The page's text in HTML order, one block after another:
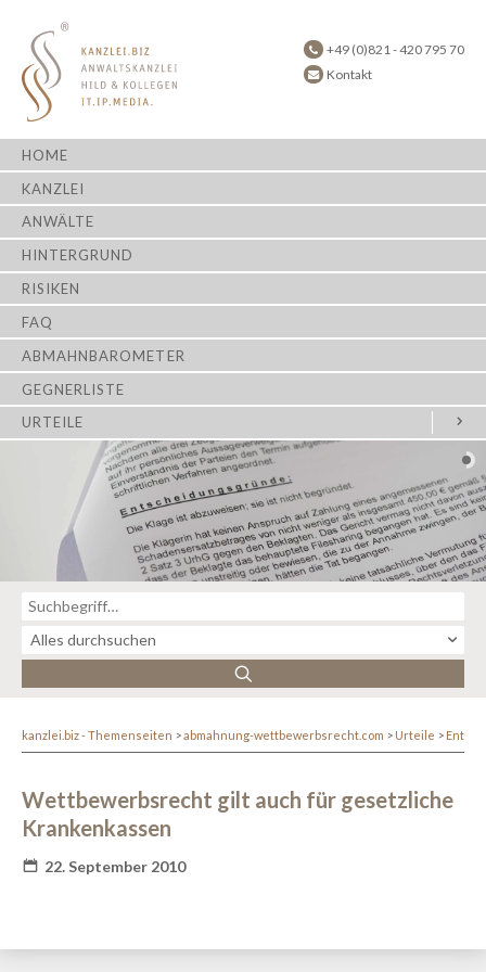
+49 (0)821 - 420 795 70
Kontakt
HOME
KANZLEI
ANWÄLTE
HINTERGRUND
RISIKEN
FAQ
ABMAHNBAROMETER
GEGNERLISTE
URTEILE
kanzlei.biz - Themenseiten abmahnung-wettbewerbsrecht.com Urteile
Wettbewerbsrecht gilt auch für gesetzliche
Krankenkassen
22. September 2010